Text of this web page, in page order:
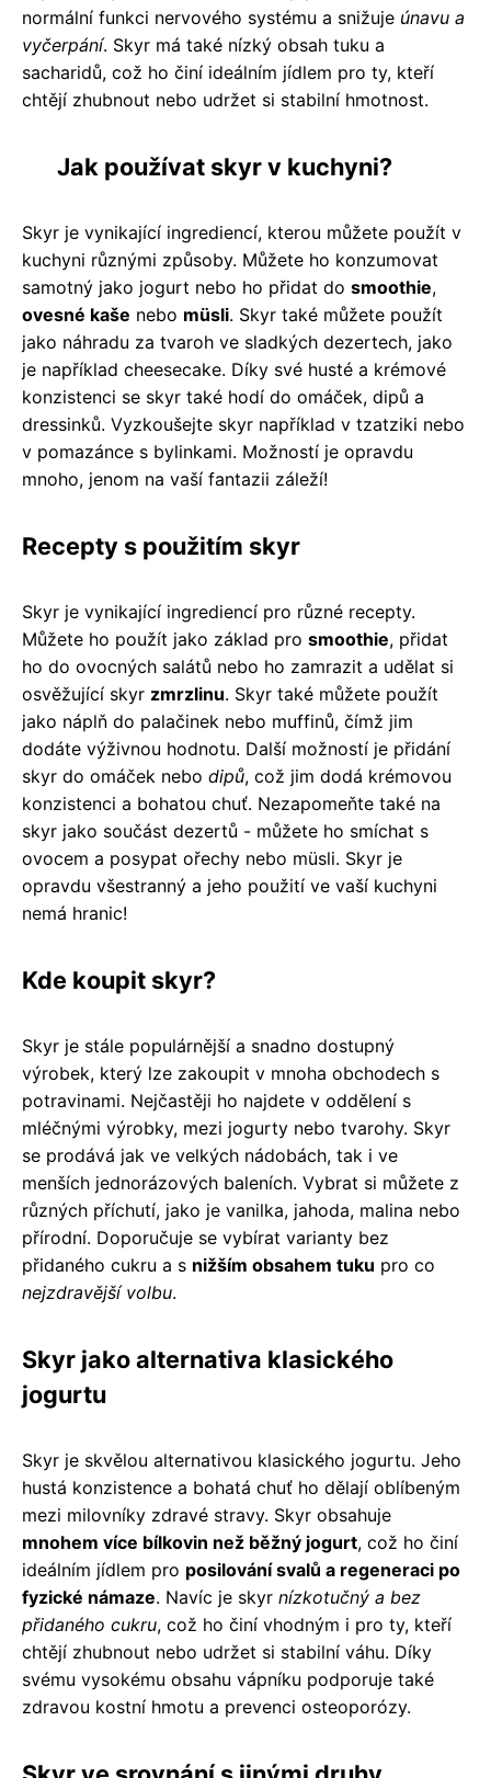
normální funkci nervového systému a snižuje únavu a
vyčerpání. Skyr má také nízký obsah tuku a
sacharidů, což ho činí ideálním jídlem pro ty, kteří
chtějí zhubnout nebo udržet si stabilní hmotnost.
Jak používat skyr v kuchyni?
Skyr je vynikající ingrediencí, kterou můžete použít v
kuchyni různými způsoby. Můžete ho konzumovat
samotný jako jogurt nebo ho přidat do smoothie,
ovesné kaše nebo müsli. Skyr také můžete použít
jako náhradu za tvaroh ve sladkých dezertech, jako
je například cheesecake. Díky své husté a krémové
konzistenci se skyr také hodí do omáček, dipů a
dressinků. Vyzkoušejte skyr například v tzatziki nebo
v pomazánce s bylinkami. Možností je opravdu
mnoho, jenom na vaší fantazii záleží!
Recepty s použitím skyr
Skyr je vynikající ingrediencí pro různé recepty.
Můžete ho použít jako základ pro smoothie, přidat
ho do ovocných salátů nebo ho zamrazit a udělat si
osvěžující skyr zmrzlinu. Skyr také můžete použít
jako náplň do palačinek nebo muffinů, čímž jim
dodáte výživnou hodnotu. Další možností je přidání
skyr do omáček nebo dipů, což jim dodá krémovou
konzistenci a bohatou chuť. Nezapomeňte také na
skyr jako součást dezertů - můžete ho smíchat s
ovocem a posypat ořechy nebo müsli. Skyr je
opravdu všestranný a jeho použití ve vaší kuchyni
nemá hranic!
Kde koupit skyr?
Skyr je stále populárnější a snadno dostupný
výrobek, který lze zakoupit v mnoha obchodech s
potravinami. Nejčastěji ho najdete v oddělení s
mléčnými výrobky, mezi jogurty nebo tvarohy. Skyr
se prodává jak ve velkých nádobách, tak i ve
menších jednorázových baleních. Vybrat si můžete z
různých příchutí, jako je vanilka, jahoda, malina nebo
přírodní. Doporučuje se vybírat varianty bez
přidaného cukru a s nižším obsahem tuku pro co
nejzdravější volbu.
Skyr jako alternativa klasického
jogurtu
Skyr je skvělou alternativou klasického jogurtu. Jeho
hustá konzistence a bohatá chuť ho dělají oblíbeným
mezi milovníky zdravé stravy. Skyr obsahuje
mnohem více bílkovin než běžný jogurt, což ho činí
ideálním jídlem pro posilování svalů a regeneraci po
fyzické námaze. Navíc je skyr nízkotučný a bez
přidaného cukru, což ho činí vhodným i pro ty, kteří
chtějí zhubnout nebo udržet si stabilní váhu. Díky
svému vysokému obsahu vápníku podporuje také
zdravou kostní hmotu a prevenci osteoporózy.